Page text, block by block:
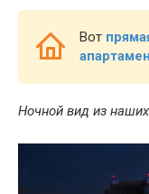
Вот
Ночной вид из